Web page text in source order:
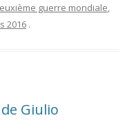
guerre mondiale,
2016 .
Giulio